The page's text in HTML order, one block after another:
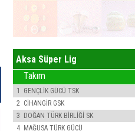
Aksa Süper Lig
Takım
1 GENÇLİK GÜCÜ TSK
2 CİHANGİR GSK
3 DOĞAN TÜRK BİRLİĞİ SK
4 MAĞUSA TÜRK GÜCÜ